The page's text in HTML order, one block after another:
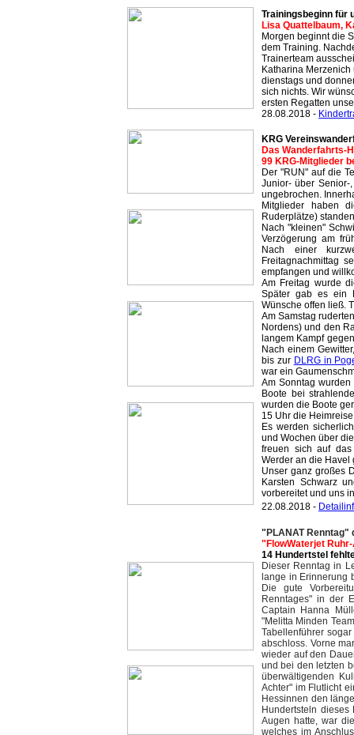
Trainingsbeginn für
Lisa Quattelbaum,
Morgen beginnt die
dem Training.
Trainerteam
Katharina
dienstags und
sich nichts. Wir
ersten Regatten
28.08.2018 -
KRG
Das Wanderfahrts-
99 KRG-Mitglieder
Der "RUN" auf die
Junior- über Senior-
ungebrochen.
Mitglieder haben
Ruderplätze)
Nach "kleinen"
Verzögerung am
Nach einer
Freitagnachmittag
empfangen und
Am Freitag wurde
Später gab es ein
Wünsche offen ließ.
Am Samstag
Nordens) und den
langem Kampf
Nach einem
bis zur DLRG in
war ein
Am Sonntag
Boote bei
wurden die Boote
15 Uhr die
Es werden
und Wochen über
freuen sich auf das
Werder an die Havel
Unser ganz großes
Karsten Schwarz
vorbereitet und uns
22.08.2018 -
"PLANAT Renntag"
"FlowWaterjet
14 Hundertstel
Dieser Renntag in
lange in Erinnerung
Die gute
Renntages" in der
Captain Hanna
"Melitta Minden
Tabellenführer
abschloss. Vorne
wieder auf den
und bei den letzten
überwältigenden
Achter" im Flutlicht
Hessinnen den
Hundertsteln
Augen hatte, war
welches im